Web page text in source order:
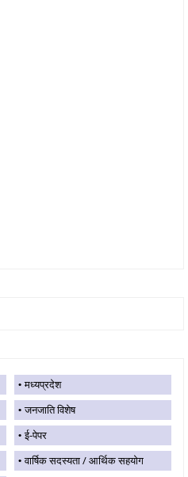
मध्यप्रदेश
जनजाति विशेष
ई-पेपर
वार्षिक सदस्यता / आर्थिक सहयोग